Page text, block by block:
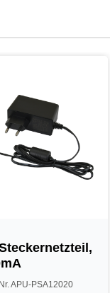
APU-PSA12020